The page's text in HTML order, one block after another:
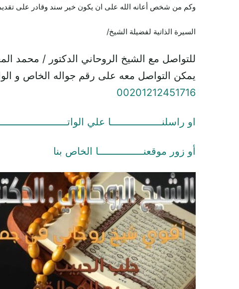
وكم من شخص أعانه الله على ان يكون خير سند وقادر على
السيرة الذاتية لفضيلة الشيخ/
للتواصل مع الشيخ الروحاني الدكتور / محمد
يمكن التواصل معه على رقم جواله الخاص و
00201212451716
او راسلنـــــــــــــــــا علي
أو زور موقعنـــــــــــــــا الخاص بنا